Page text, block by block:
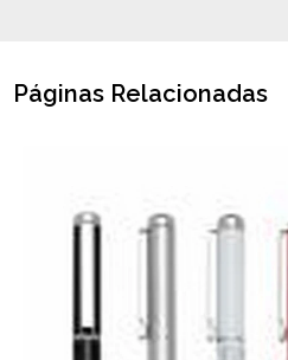
Páginas Relacionadas